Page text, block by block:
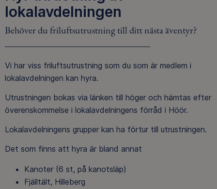
lokalavdelningen
Behöver du friluftsutrustning till ditt nästa äventyr?
Vi har viss friluftsutrustning som du som är medlem i
lokalavdelningen kan hyra.
Utrustningen bokas via länken till höger och hämtas efter
överenskommelse i lokalavdelningens förråd i Höör.
Lokalavdelningens grupper kan ha förtur till utrustningen.
Det som finns att hyra är bland annat
Kanoter (6 st, på kanotsläp)
Fjälltält, Hilleberg